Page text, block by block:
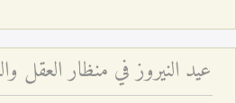
عيد النيروز في منظار العقل